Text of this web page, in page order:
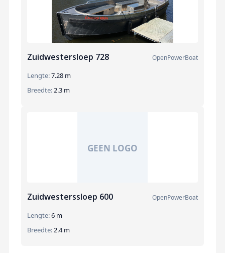
Zuidwestersloep 728 OpenPowerBoat
Lengte:7.28 m
Breedte:2.3 m
Zuidwesterssloep 600 OpenPowerBoat
Lengte:6 m
Breedte:2.4 m